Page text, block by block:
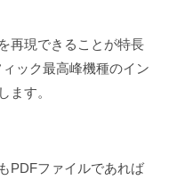
再現できることが特長
ック最高峰機種のイン
ます。
PDFファイルであれば